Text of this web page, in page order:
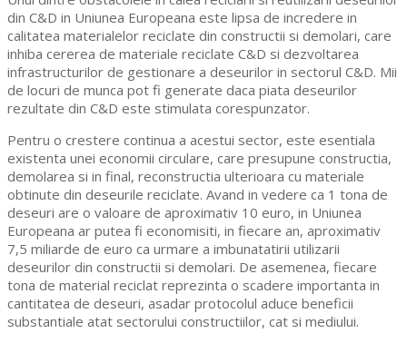
din C&D in Uniunea Europeana este lipsa de incredere in
calitatea materialelor reciclate din constructii si demolari, care
inhiba cererea de materiale reciclate C&D si dezvoltarea
infrastructurilor de gestionare a deseurilor in sectorul C&D. Mii
de locuri de munca pot fi generate daca piata deseurilor
rezultate din C&D este stimulata corespunzator.
Pentru o crestere continua a acestui sector, este esentiala
existenta unei economii circulare, care presupune constructia,
demolarea si in final, reconstructia ulterioara cu materiale
obtinute din deseurile reciclate. Avand in vedere ca 1 tona de
deseuri are o valoare de aproximativ 10 euro, in Uniunea
Europeana ar putea fi economisiti, in fiecare an, aproximativ
7,5 miliarde de euro ca urmare a imbunatatirii utilizarii
deseurilor din constructii si demolari. De asemenea, fiecare
tona de material reciclat reprezinta o scadere importanta in
cantitatea de deseuri, asadar protocolul aduce beneficii
substantiale atat sectorului constructiilor, cat si mediului.